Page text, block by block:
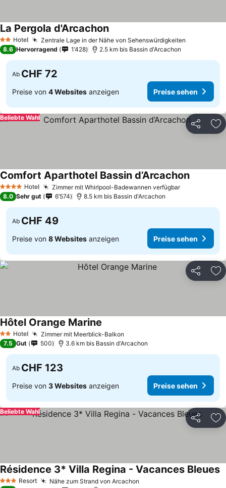
2 Sterne
Hotel Zentrale Lage in der Nähe von Sehenswürdigkeiten
La Pergola d'ArcachonPreise sehen
8.6 Hervorragend 1’428 2.5 km bis Bassin d'Arcachon
Ab CHF 72
Preise von 4 Websites anzeigen Preise sehen
Teilen
Beliebte Wahl
4 Sterne Hotel Zimmer mit Whirlpool-Badewannen verfügbarPreise
Comfort Aparthotel Bassin d’ArcachonPreise
8.0 Sehr gut 6’574 8.5 km bis Bassin d'Arcachon
Ab CHF 49
Preise von 8 Websites anzeigen Preise sehen
Teilen
2 Sterne
Hotel Zimmer mit Meerblick-Balkon
Hôtel Orange Marine
7.5 Gut 500 3.6 km bis Bassin d'Arcachon
Ab CHF 123
Preise von 3 Websites anzeigen Preise sehen
Teilen
Beliebte Wahl
3 SterneResort Nähe zum Strand von Arcachon
Résidence 3* Villa Regina - Vacances Bleues